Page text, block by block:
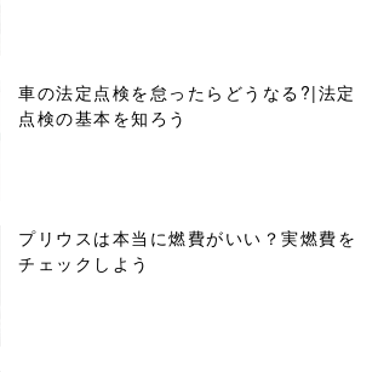
車の法定点検を怠ったらどうなる?|法定
点検の基本を知ろう
プリウスは本当に燃費がいい？実燃費を
チェックしよう